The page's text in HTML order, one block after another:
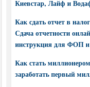
Киевстар, Лайф и
Как сдать отчет в
Сдача отчетности
инструкция для ФОП
Как стать
заработать первый